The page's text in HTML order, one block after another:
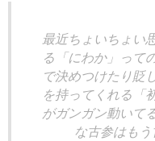
最近ちょいちょい
る「にわか」って
で決めつけたり貶
を持ってくれる「
がガンガン動いて
な古参はも